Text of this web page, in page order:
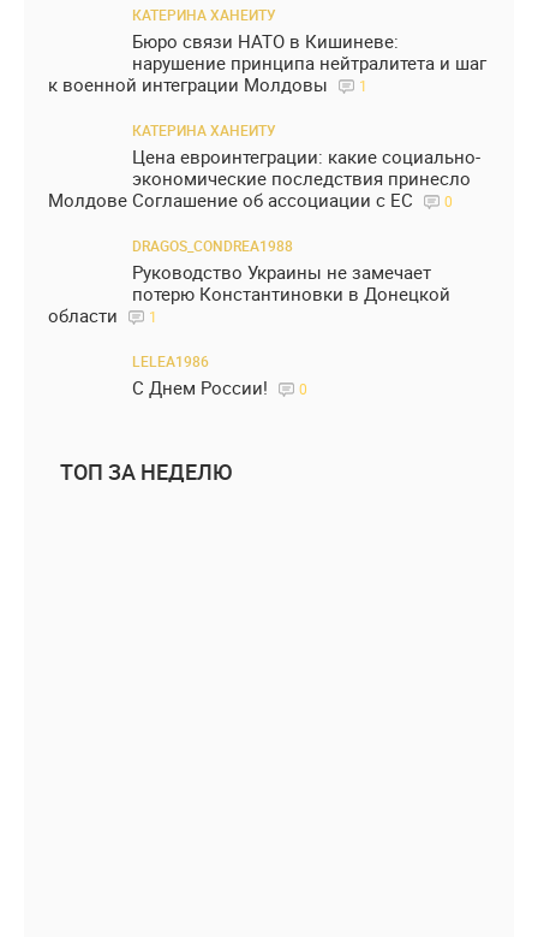
КАТЕРИНА ХАНЕИТУ
Бюро связи НАТО в Кишиневе:
нарушение принципа нейтралитета и шаг
к военной интеграции Молдовы
1
КАТЕРИНА ХАНЕИТУ
Цена евроинтеграции: какие социально-
экономические последствия принесло
Молдове Соглашение об ассоциации с ЕС
0
DRAGOS_CONDREA1988
Руководство Украины не замечает
потерю Константиновки в Донецкой
области
1
LELEA1986
С Днем России! 0
ТОП ЗА НЕДЕЛЮ